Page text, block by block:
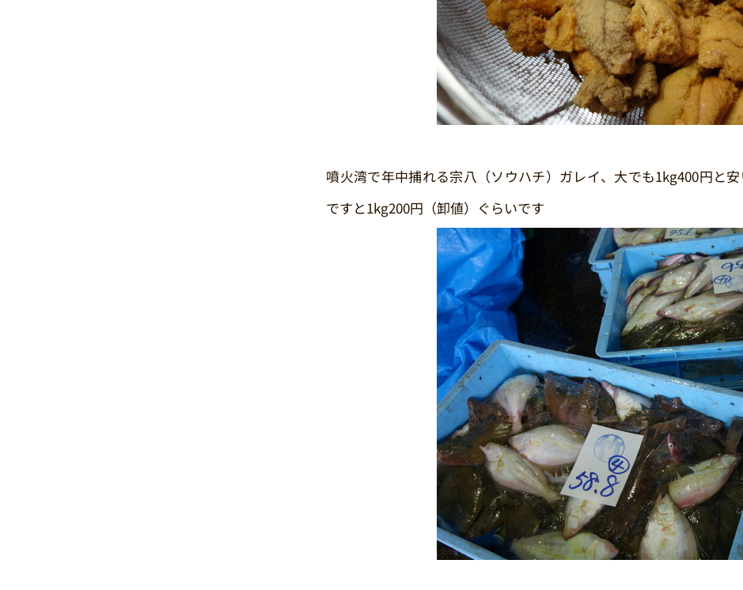
噴火湾で年中捕れる宗八（ソウハチ）ガレイ、大でも1kg400円と
ですと1kg200円（卸値）ぐらいです